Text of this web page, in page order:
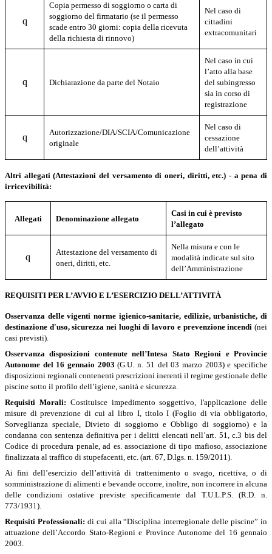
q
Copia permesso di soggiorno o carta di
soggiorno del firmatario (se il permesso
scade entro 30 giorni: copia della ricevuta
della richiesta di rinnovo)
Nel caso di
cittadini
extracomunitari
q Dichiarazione da parte del Notaio
Nel caso in cui
l’atto alla base
del subingresso
sia in corso di
registrazione
q Autorizzazione/DIA/SCIA/Comunicazione
originale
Nel caso di
cessazione
dell’attività
Altri allegati (Attestazioni del versamento di oneri, diritti, etc.) - a pena di
irricevibilità:
Allegati Denominazione allegato
Casi in cui è previsto
l’allegato
q
Attestazione del versamento di
oneri, diritti, etc.
Nella misura e con le
modalità indicate sul sito
dell’Amministrazione
REQUISITI PER L’AVVIO E L’ESERCIZIO DELL’ATTIVITÀ
Osservanza delle vigenti norme igienico-sanitarie, edilizie, urbanistiche, di
destinazione d'uso, sicurezza nei luoghi di lavoro e prevenzione incendi (nei
casi previsti).
Osservanza disposizioni contenute nell’Intesa Stato Regioni e Provincie
Autonome del 16 gennaio 2003(G.U. n. 51 del 03 marzo 2003) e specifiche
disposizioni regionali contenenti prescrizioni inerenti il regime gestionale delle
piscine sotto il profilo dell’igiene, sanità e sicurezza.
Requisiti Morali: Costituisce impedimento soggettivo, l'applicazione delle
misure di prevenzione di cui al libro I, titolo I (Foglio di via obbligatorio,
Sorveglianza speciale, Divieto di soggiorno e Obbligo di soggiorno) e la
condanna con sentenza definitiva per i delitti elencati nell’art. 51, c.3 bis del
Codice di procedura penale, ad es. associazione di tipo mafioso, associazione
finalizzata al traffico di stupefacenti, etc. (art. 67, D.lgs. n. 159/2011).
Ai fini dell’esercizio dell’attività di trattenimento o svago, ricettiva, o di
somministrazione di alimenti e bevande occorre, inoltre, non incorrere in alcuna
delle condizioni ostative previste specificamente dal T.U.L.P.S. (R.D. n.
773/1931).
Requisiti Professionali: di cui alla “Disciplina interregionale delle piscine” in
attuazione dell’Accordo Stato-Regioni e Province Autonome del 16 gennaio
2003.